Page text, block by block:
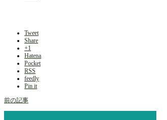
Tweet
Share
+1
Hatena
Pocket
RSS
feedly
Pin it
前の記事